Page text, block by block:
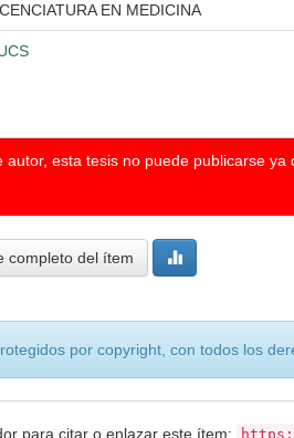
EN MEDICINA
autor, esta tesis no puede publicarse
completo del ítem
por copyright, con todos los
para citar o enlazar este ítem: